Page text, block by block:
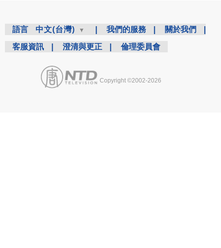
語言 中文(台灣) 我們的服務 關於我們
客服資訊 澄清與更正 倫理委員會
Copyright ©2002-2026